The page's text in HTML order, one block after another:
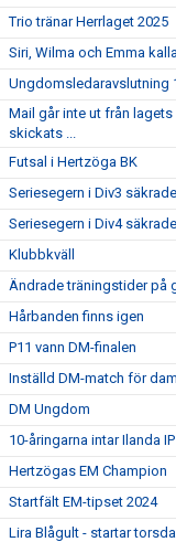
Trio tränar Herrlaget 2025
Siri, Wilma och Emma
Ungdomsledaravslutning
Mail går inte ut från
skickats ...
Futsal i Hertzöga BK
Seriesegern i Div3
Seriesegern i Div4
Klubbkväll
Ändrade träningstider på
Hårbanden finns igen
P11 vann DM-finalen
Inställd DM-match för
DM Ungdom
10-åringarna intar Ilanda
Hertzögas EM Champion
Startfält EM-tipset 2024
Lira Blågult - startar